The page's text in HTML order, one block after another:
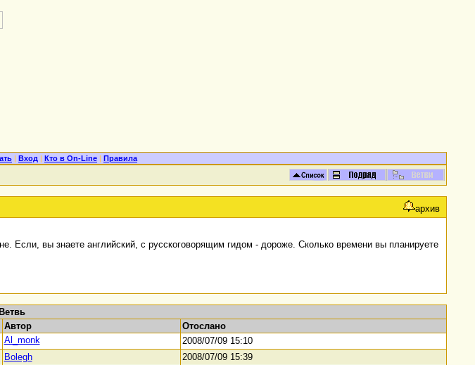
| Вход | Кто в On-Line | Правила
архив
Если, вы знаете английский, с русскоговорящим гидом - дороже. Сколько времени вы планируете
Автор
Отослано
Al_monk
2008/07/09 15:10
Bolegh
2008/07/09 15:39